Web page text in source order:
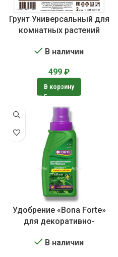
Грунт Универсальный для
комнатных растений
В наличии
499 ₽
В корзину
Удобрение «Bona Forte»
для декоративно-
В наличии